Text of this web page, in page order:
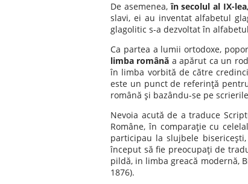
De asemenea,în secolul al IX-
slavi, ei au inventat alfabetul
glagolitic s-a dezvoltat în
Ca partea a lumii ortodoxe,
limba română a apărut ca un
în limba vorbită de către
este un punct de referinţă
română şi bazându-se pe
Nevoia acută de a traduce
Române, în comparaţie cu
participau la slujbele
început să fie preocupaţi de
pildă, in limba greacă modernă,
1876).